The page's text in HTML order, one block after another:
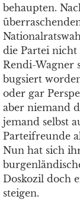
behaupten.
die Partei nicht
Rendi-Wagner
bugsiert
oder gar
aber niemand
jemand selbst
Parteifreunde
Nun hat sich
Doskozil doch
steigen.